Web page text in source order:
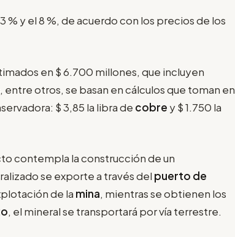
% y el 8 %, de acuerdo con los precios de los
en $ 6.700 millones, que incluyen
otros, se basan en cálculos que toman en
$ 3,85 la libra de cobre y $ 1.750 la
contempla la construcción de un
se exporte a través del puerto de
de la mina, mientras se obtienen los
, el mineral se transportará por vía terrestre.